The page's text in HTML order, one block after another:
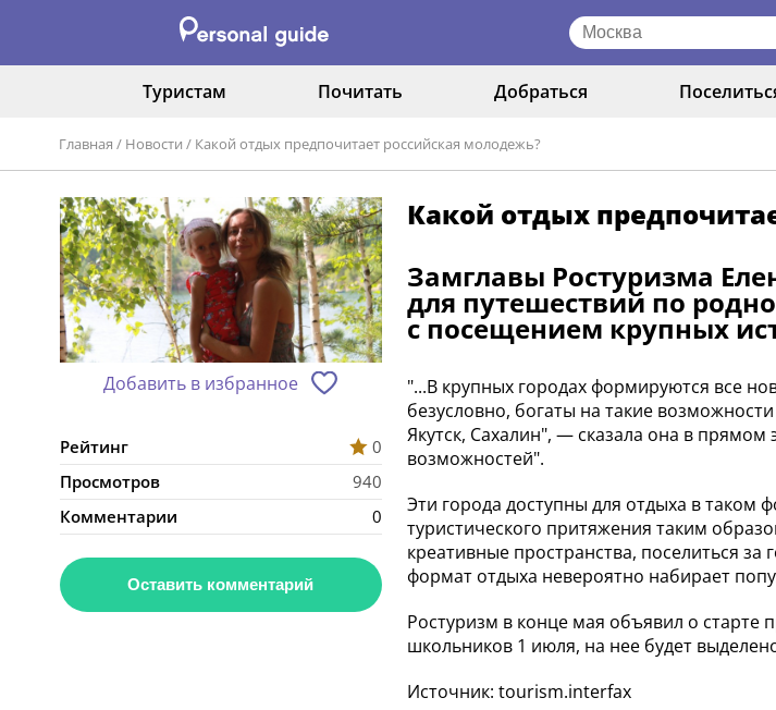
Туристам Почитать Добраться
Главная / Новости / Какой отдых предпочитает российская молодежь?
Добавить в избранное
Рейтинг
0
Просмотров
940
Комментарии
0
Оставить комментарий
Какой отдых
Замглавы Ростуризма
для путешествий по
с посещением крупных
"...В крупных городах формируются все
безусловно, богаты на такие
Якутск, Сахалин", — сказала она в
возможностей".
Эти города доступны для отдыха в таком
туристического притяжения таким
креативные пространства, поселиться
формат отдыха невероятно набирает
Ростуризм в конце мая объявил о старте
школьников 1 июля, на нее будет
Источник: tourism.interfax